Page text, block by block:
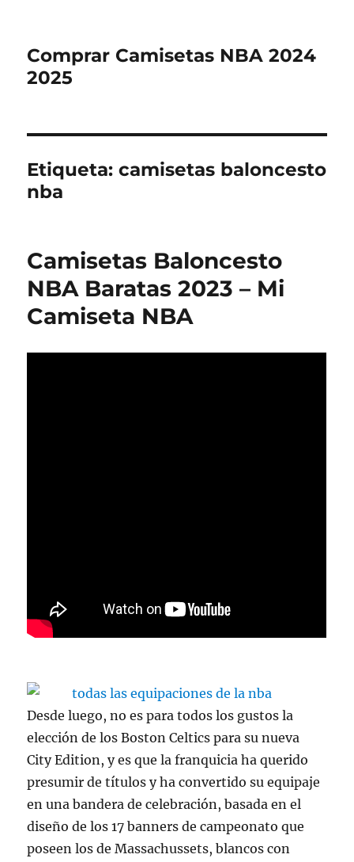
Comprar Camisetas NBA 2024
2025
Etiqueta:camisetas baloncesto
nba
Camisetas Baloncesto
NBA Baratas 2023 – Mi
Camiseta NBA
Desde luego, no es para todos los gustos la
elección de los Boston Celtics para su nueva
City Edition, y es que la franquicia ha querido
presumir de títulos y ha convertido su equipaje
en una bandera de celebración, basada en el
diseño de los 17 banners de campeonato que
poseen los de Massachussets, blancos con